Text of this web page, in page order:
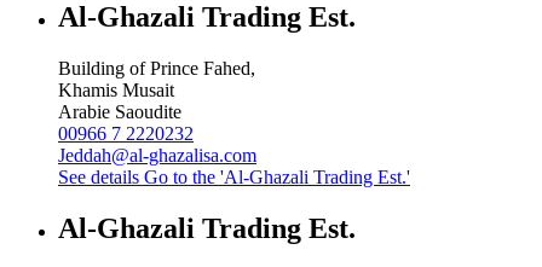
Al-Ghazali Trading Est.
Building of Prince Fahed,
Khamis Musait
Arabie Saoudite
00966 7 2220232
Jeddah@al-ghazalisa.com
See details Go to the 'Al-Ghazali Trading Est.'
Al-Ghazali Trading Est.